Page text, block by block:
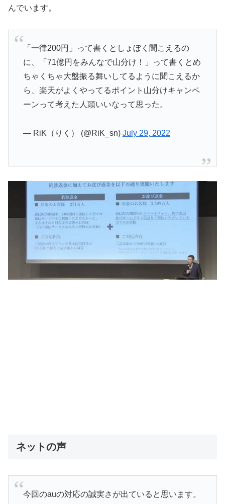
んでいます。
「一律200円」って書くとしょぼく聞こえるの
に、「71億円をみんなで山分け！」って書くとめ
ちゃくちゃ大盤振る舞いしてるように聞こえるか
ら、楽天がよくやってるポイント山分けキャンペ
ーンって考えた人頭いいなって思った。
— RiK（りく） (@RiK_sn) July 29, 2022
ネットの声
今回のauの対応の誠実さが出ていると思います。